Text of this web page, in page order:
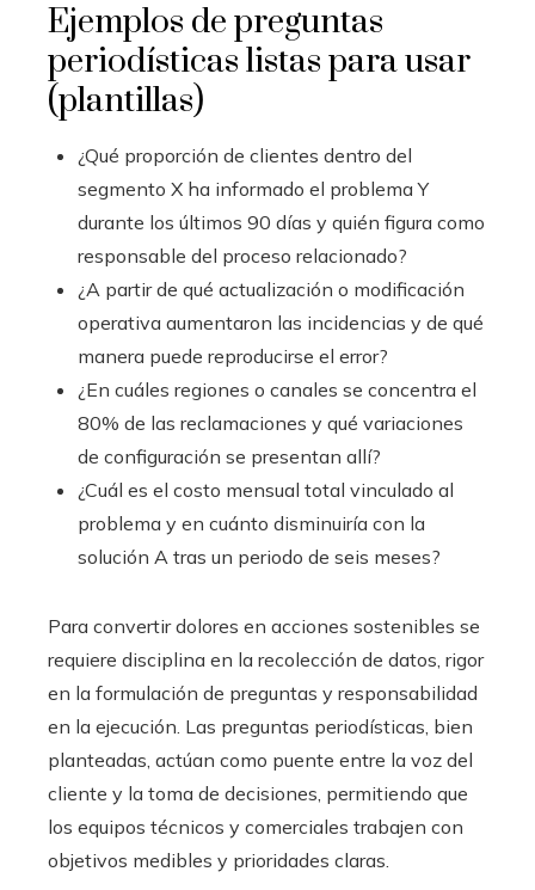
Ejemplos de preguntas
periodísticas listas para usar
(plantillas)
¿Qué proporción de clientes dentro del
segmento X ha informado el problema Y
durante los últimos 90 días y quién figura como
responsable del proceso relacionado?
¿A partir de qué actualización o modificación
operativa aumentaron las incidencias y de qué
manera puede reproducirse el error?
¿En cuáles regiones o canales se concentra el
80% de las reclamaciones y qué variaciones
de configuración se presentan allí?
¿Cuál es el costo mensual total vinculado al
problema y en cuánto disminuiría con la
solución A tras un periodo de seis meses?
Para convertir dolores en acciones sostenibles se
requiere disciplina en la recolección de datos, rigor
en la formulación de preguntas y responsabilidad
en la ejecución. Las preguntas periodísticas, bien
planteadas, actúan como puente entre la voz del
cliente y la toma de decisiones, permitiendo que
los equipos técnicos y comerciales trabajen con
objetivos medibles y prioridades claras.